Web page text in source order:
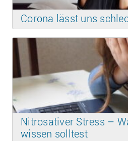
Corona lässt uns
Nitrosativer Stress –
wissen solltest